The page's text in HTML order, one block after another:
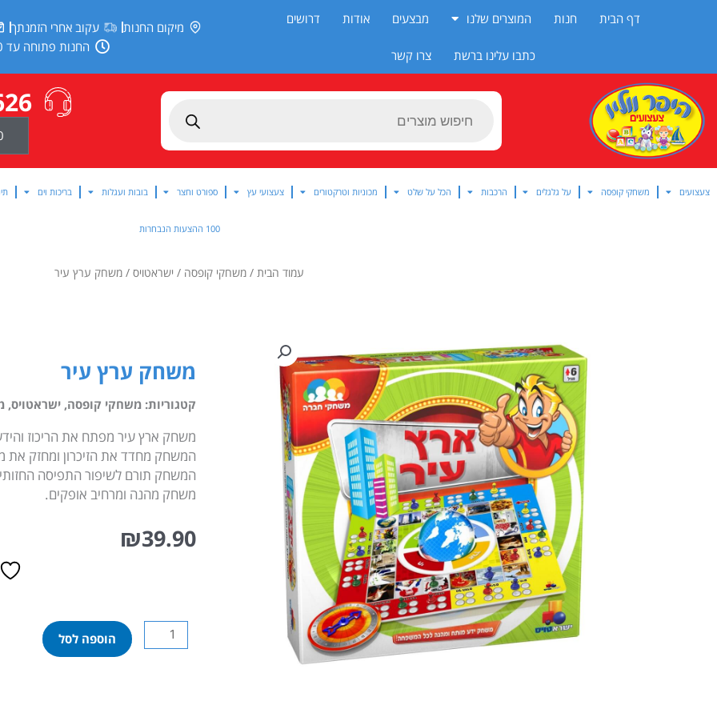
דף הבית חנות המוצרים שלנו מבצעים אודות דרושים
כתבו עלינו ברשת צרו קשר
מיקום החנות עקוב אחרי הזמנתך
החנות פתוחה עד 20:00
Products
צעצועים משחקי קופסה על גלגלים הרכבות הכל על שלט מכוניות וטרקטורים צעצועי עץ ספורט וחצר בובות ועגלות בריכות וים
100 ההצעות הנבחרות
עמוד הבית / משחקי קופסה / ישראטויס / משחק ערץ עיר
משחק ערץ עיר
קטגוריות:משחקי קופסה,ישראטויס,
משחק ארץ עיר מפתח את הריכוז
המשחק מחדד את הזיכרון ומחזק את
המשחק תורם לשיפור התפיסה
משחק מהנה ומרחיב אופקים.
₪39.90
כמות
של
הוספה לסל